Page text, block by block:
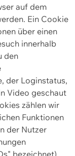
auf dem
Ein Cookie
über einen
innerhalb
den
der Loginstatus,
Video geschaut
zählen wir
Funktionen
der Nutzer
bezeichnet)